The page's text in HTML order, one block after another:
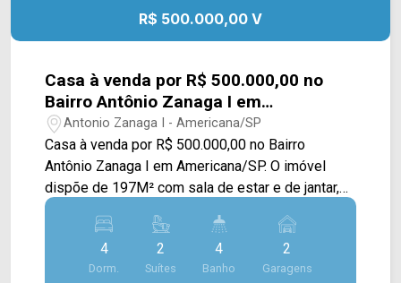
R$ 500.000,00 V
Casa à venda por R$ 500.000,00 no
Bairro Antônio Zanaga I em
Americana/SP
Antonio Zanaga I - Americana/SP
Casa à venda por R$ 500.000,00 no Bairro
Antônio Zanaga I em Americana/SP. O imóvel
dispõe de 197M² com sala de estar e de jantar,
cozinha com armários e área de serviço coberta.
> 04 dormitórios, sendo 02 suítes; > 04
banheiros, sendo 02 sociais; > 02 vagas de
garagem. Localizado em Americana, o imóvel
4
Dorm.
2
Suítes
4
Banho
2
Garagens